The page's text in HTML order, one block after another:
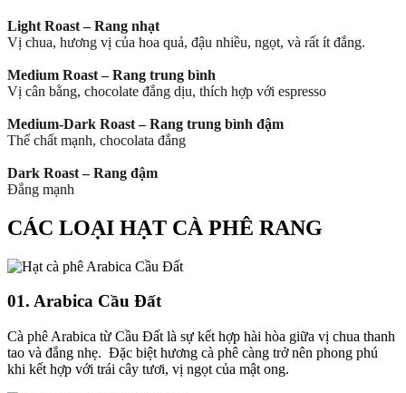
Light Roast – Rang nhạt
Vị chua, hương vị của hoa quả, đậu nhiều, ngọt, và rất ít đắng.
Medium Roast – Rang trung bình
Vị cân bằng, chocolate đắng dịu, thích hợp với espresso
Medium-Dark Roast – Rang trung bình đậm
Thể chất mạnh, chocolata đắng
Dark Roast – Rang đậm
Đắng mạnh
CÁC LOẠI HẠT CÀ PHÊ RANG
01. Arabica Cầu Đất
Cà phê Arabica từ Cầu Đất là sự kết hợp hài hòa giữa vị chua thanh
tao và đắng nhẹ. Đặc biệt hương cà phê càng trở nên phong phú
khi kết hợp với trái cây tươi, vị ngọt của mật ong.